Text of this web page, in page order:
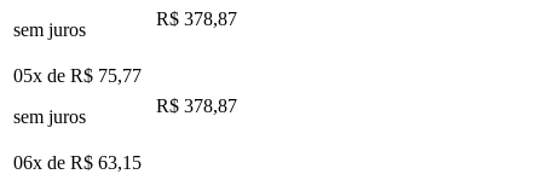
sem juros
R$ 378,87
05x de R$ 75,77
sem juros
R$ 378,87
06x de R$ 63,15